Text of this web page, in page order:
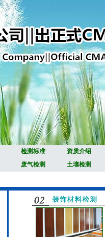
检测标准
资质介绍
废气检测
土壤检测